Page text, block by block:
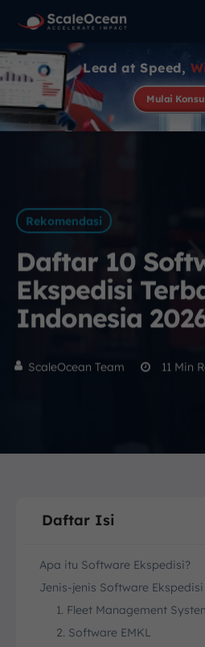
Lead at Speed,
Mulai
Rekomendasi
Daftar 10
Ekspedisi
Indonesia
ScaleOcean Team 11 Min
Daftar Isi
Apa itu Software Ekspedisi?
Jenis-jenis Software Ekspedisi
1. Fleet Management
2. Software EMKL